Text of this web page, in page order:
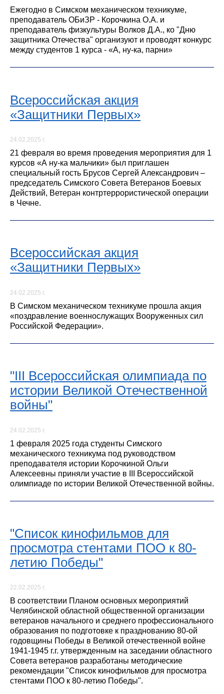
Ежегодно в Симском механическом техникуме,
преподаватель ОБиЗР - Корочкина О.А. и
преподаватель физкультуры Волков Д.А., ко "Дню
защитника Отечества" организуют и проводят конкурс
между студентов 1 курса - «А, ну-ка, парни»
Всероссийская акция
«Защитники Первых»
24.02.2025 г.
21 февраля во время проведения мероприятия для 1
курсов «А ну-ка мальчики» был приглашен
специальный гость Брусов Сергей Александрович –
председатель Симского Совета Ветеранов Боевых
Действий, Ветеран контртеррористической операции
в Чечне.
Всероссийская акция
«Защитники Первых»
24.02.2025 г.
В Симском механическом техникуме прошла акция
«поздравление военнослужащих Вооруженных сил
Российской Федерации».
"III Всероссийская олимпиада по
истории Великой Отечественной
войны"
24.02.2025 г.
1 февраля 2025 года студенты Симского
механического техникума под руководством
преподавателя истории Корочкиной Ольги
Алексеевны приняли участие в III Всероссийской
олимпиаде по истории Великой Отечественной войны.
"Список кинофильмов для
просмотра стентами ПОО к 80-
летию Победы"
22.02.2025 г.
В соответствии Планом основных мероприятий
Челябинской областной общественной организации
ветеранов начального и среднего профессионального
образования по подготовке к празднованию 80-ой
годовщины Победы в Великой отечественной войне
1941-1945 г.г. утвержденным на заседании областного
Совета ветеранов разработаны методические
рекомендации "Список кинофильмов для просмотра
стентами ПОО к 80-летию Победы".